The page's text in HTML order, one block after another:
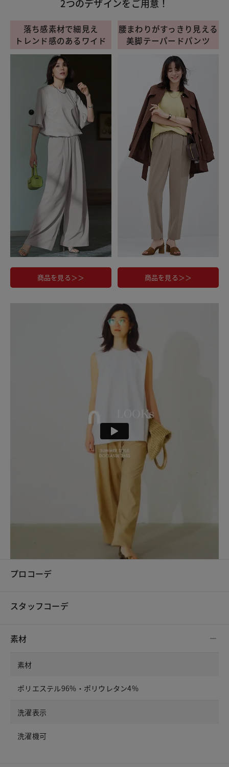
2つのデザインをご用意！
落ち感素材で細見え
トレンド感のあるワイド
商品を見る＞＞
腰まわりがすっきり見える
美脚テーパードパンツ
商品を見る＞＞
プロコーデ
スタッフコーデ
素材
素材
ポリエステル96%・ポリウレタン4%
洗濯表示
洗濯機可